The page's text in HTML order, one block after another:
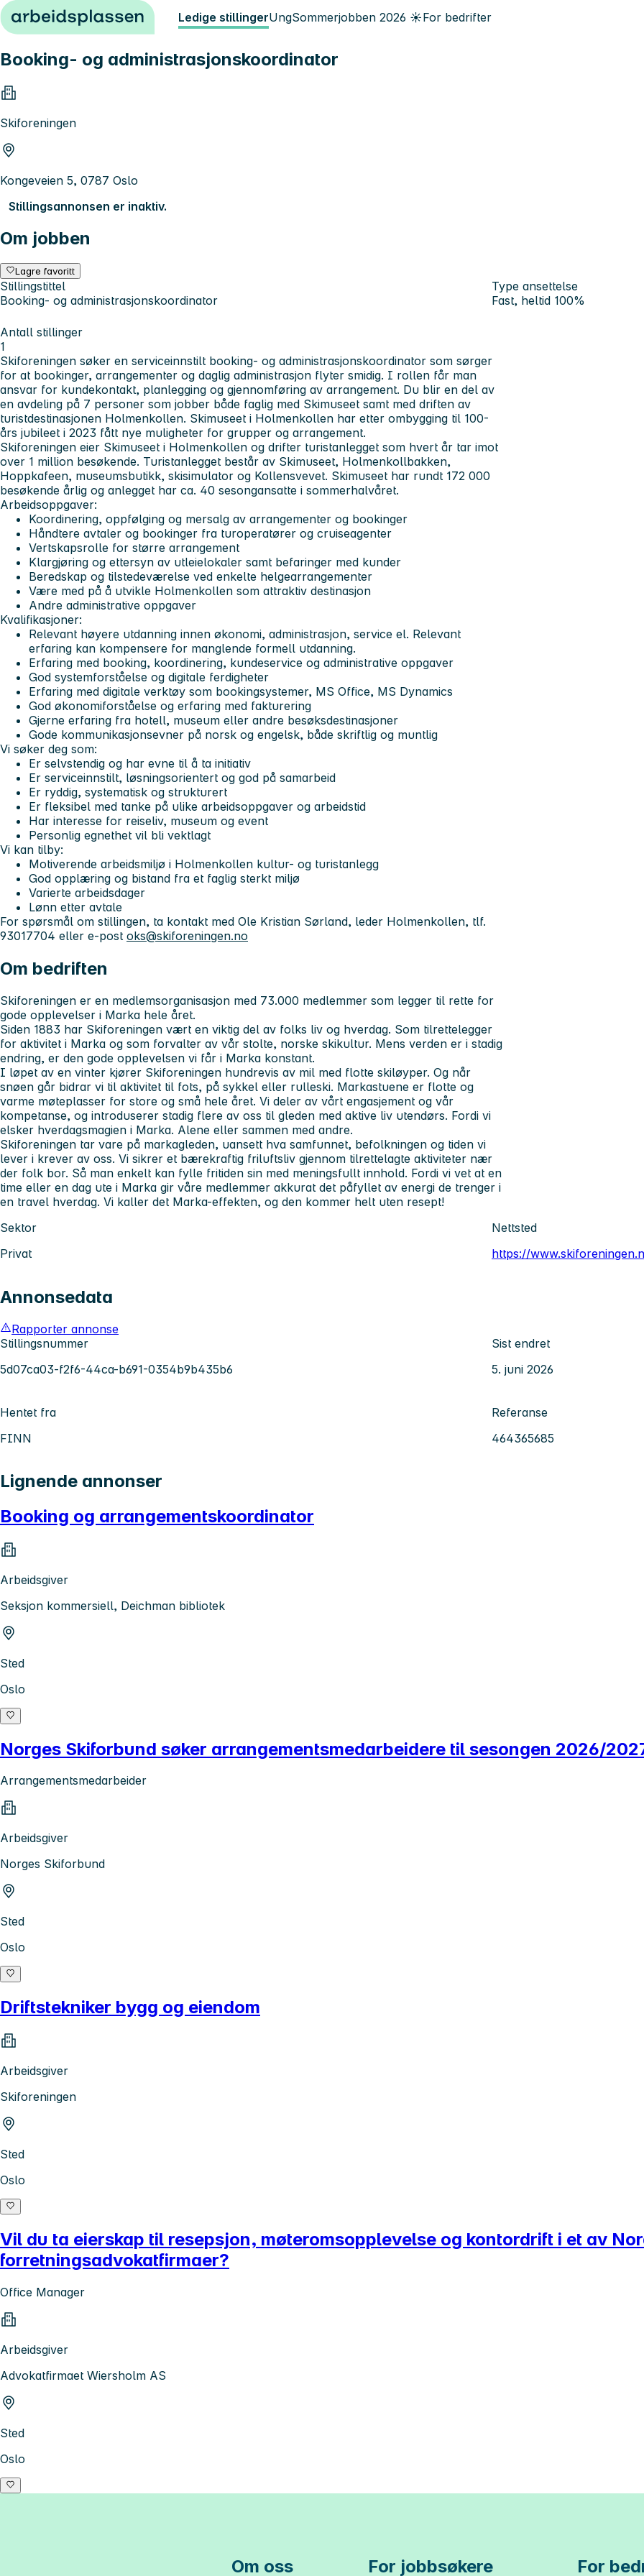
Hopp til innhold Ledige stillingerUngSommerjobben 2026 ☀️For bedrifter
Booking- og administrasjonskoordinator
Skiforeningen
Kongeveien 5, 0787 Oslo
Stillingsannonsen er inaktiv.
Om jobben
Lagre favoritt
Stillingstittel
Booking- og administrasjonskoordinator
Type ansettelse
Fast, heltid 100%
Antall stillinger
1
Skiforeningen søker en serviceinnstilt booking- og administrasjonskoordinator som sørger
for at bookinger, arrangementer og daglig administrasjon flyter smidig. I rollen får man
ansvar for kundekontakt, planlegging og gjennomføring av arrangement. Du blir en del av
en avdeling på 7 personer som jobber både faglig med Skimuseet samt med driften av
turistdestinasjonen Holmenkollen. Skimuseet i Holmenkollen har etter ombygging til 100-
års jubileet i 2023 fått nye muligheter for grupper og arrangement.
Skiforeningen eier Skimuseet i Holmenkollen og drifter turistanlegget som hvert år tar imot
over 1 million besøkende. Turistanlegget består av Skimuseet, Holmenkollbakken,
Hoppkafeen, museumsbutikk, skisimulator og Kollensvevet. Skimuseet har rundt 172 000
besøkende årlig og anlegget har ca. 40 sesongansatte i sommerhalvåret.
Arbeidsoppgaver:
Koordinering, oppfølging og mersalg av arrangementer og bookinger
Håndtere avtaler og bookinger fra turoperatører og cruiseagenter
Vertskapsrolle for større arrangement
Klargjøring og ettersyn av utleielokaler samt befaringer med kunder
Beredskap og tilstedeværelse ved enkelte helgearrangementer
Være med på å utvikle Holmenkollen som attraktiv destinasjon
Andre administrative oppgaver
Kvalifikasjoner:
Relevant høyere utdanning innen økonomi, administrasjon, service el. Relevant
erfaring kan kompensere for manglende formell utdanning.
Erfaring med booking, koordinering, kundeservice og administrative oppgaver
God systemforståelse og digitale ferdigheter
Erfaring med digitale verktøy som bookingsystemer, MS Office, MS Dynamics
God økonomiforståelse og erfaring med fakturering
Gjerne erfaring fra hotell, museum eller andre besøksdestinasjoner
Gode kommunikasjonsevner på norsk og engelsk, både skriftlig og muntlig
Vi søker deg som:
Er selvstendig og har evne til å ta initiativ
Er serviceinnstilt, løsningsorientert og god på samarbeid
Er ryddig, systematisk og strukturert
Er fleksibel med tanke på ulike arbeidsoppgaver og arbeidstid
Har interesse for reiseliv, museum og event
Personlig egnethet vil bli vektlagt
Vi kan tilby:
Motiverende arbeidsmiljø i Holmenkollen kultur- og turistanlegg
God opplæring og bistand fra et faglig sterkt miljø
Varierte arbeidsdager
Lønn etter avtale
For spørsmål om stillingen, ta kontakt med Ole Kristian Sørland, leder Holmenkollen, tlf.
93017704 eller e-post oks@skiforeningen.no
Om bedriften
Skiforeningen er en medlemsorganisasjon med 73.000 medlemmer som legger til rette for
gode opplevelser i Marka hele året.
Siden 1883 har Skiforeningen vært en viktig del av folks liv og hverdag. Som tilrettelegger
for aktivitet i Marka og som forvalter av vår stolte, norske skikultur. Mens verden er i stadig
endring, er den gode opplevelsen vi får i Marka konstant.
I løpet av en vinter kjører Skiforeningen hundrevis av mil med flotte skiløyper. Og når
snøen går bidrar vi til aktivitet til fots, på sykkel eller rulleski. Markastuene er flotte og
varme møteplasser for store og små hele året. Vi deler av vårt engasjement og vår
kompetanse, og introduserer stadig flere av oss til gleden med aktive liv utendørs. Fordi vi
elsker hverdagsmagien i Marka. Alene eller sammen med andre.
Skiforeningen tar vare på markagleden, uansett hva samfunnet, befolkningen og tiden vi
lever i krever av oss. Vi sikrer et bærekraftig friluftsliv gjennom tilrettelagte aktiviteter nær
der folk bor. Så man enkelt kan fylle fritiden sin med meningsfullt innhold. Fordi vi vet at en
time eller en dag ute i Marka gir våre medlemmer akkurat det påfyllet av energi de trenger i
en travel hverdag. Vi kaller det Marka-effekten, og den kommer helt uten resept!
Sektor
Privat
Nettsted
https://
Annonsedata
Rapporter annonse
Stillingsnummer
5d07ca03-f2f6-44ca-b691-0354b9b435b6
Sist endret
5. juni 2026
Hentet fra
FINN
Referanse
464365685
Lignende annonser
Booking og arrangementskoordinator
Arbeidsgiver
Seksjon kommersiell, Deichman bibliotek
Sted
Oslo
Norges Skiforbund søker arrangementsmedarbeidere til sesongen 2026/
Arrangementsmedarbeider
Arbeidsgiver
Norges Skiforbund
Sted
Oslo
Driftstekniker bygg og eiendom
Arbeidsgiver
Skiforeningen
Sted
Oslo
Vil du ta eierskap til resepsjon, møteromsopplevelse og kontordrift i et av
forretningsadvokatfirmaer?
Office Manager
Arbeidsgiver
Advokatfirmaet Wiersholm AS
Sted
Oslo
Om oss For jobbsøkere For